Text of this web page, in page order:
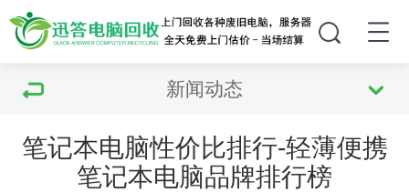
新闻动态
笔记本电脑性价比排行-轻薄便携
笔记本电脑品牌排行榜